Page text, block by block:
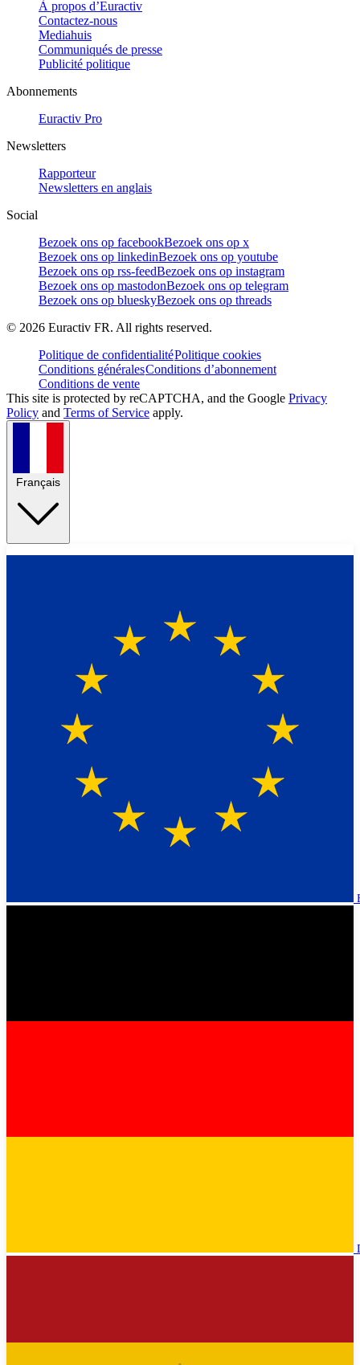
À propos d’Euractiv
Contactez-nous
Mediahuis
Communiqués de presse
Publicité politique
Abonnements
Euractiv Pro
Newsletters
Rapporteur
Newsletters en anglais
Social
Bezoek ons op facebookBezoek ons op x
Bezoek ons op linkedinBezoek ons op youtube
Bezoek ons op rss-feedBezoek ons op instagram
Bezoek ons op mastodonBezoek ons op telegram
Bezoek ons op blueskyBezoek ons op threads
© 2026 Euractiv FR. All rights reserved.
Politique de confidentialitéPolitique cookies
Conditions généralesConditions d’abonnement
Conditions de vente
This site is protected by reCAPTCHA, and the Google Privacy
Policy and Terms of Service apply.
Français